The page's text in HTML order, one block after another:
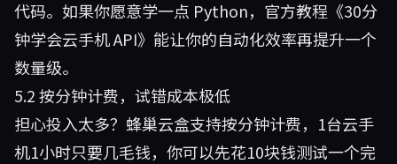
代码。如果你愿意学一点 Python，官方教程《30分
钟学会云手机 API》能让你的自动化效率再提升一个
数量级。
5.2 按分钟计费，试错成本极低
担心投入太多？蜂巢云盒支持按分钟计费，1台云手
机1小时只要几毛钱，你可以先花10块钱测试一个完